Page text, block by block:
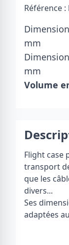
Référence :
mm
mm
Volume
Flight case
transport
que les
divers...
Ses
adaptées